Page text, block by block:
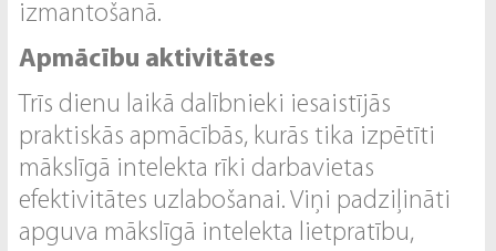
izmantošanā.
Apmācību aktivitātes
Trīs dienu laikā dalībnieki iesaistījās
praktiskās apmācībās, kurās tika izpētīti
mākslīgā intelekta rīki darbavietas
efektivitātes uzlabošanai. Viņi padziļināti
apguva mākslīgā intelekta lietpratību,